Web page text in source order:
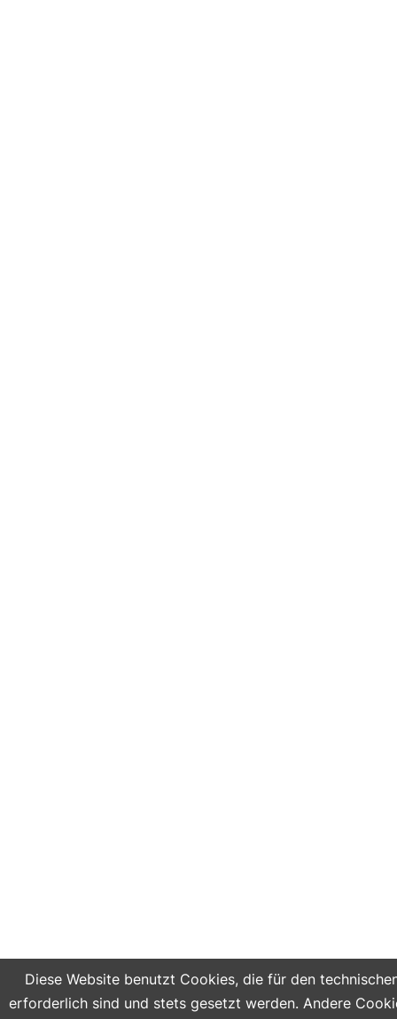
Diese Website benutzt Cookies, die für den
erforderlich sind und stets gesetzt werden. Andere